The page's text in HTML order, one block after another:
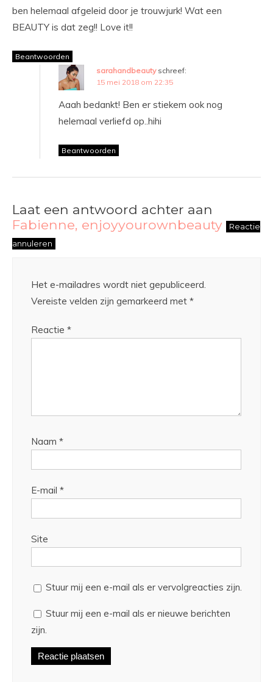
ben helemaal afgeleid door je trouwjurk! Wat een
BEAUTY is dat zeg!! Love it!!
Beantwoorden
sarahandbeauty schreef:
15 mei 2018 om 22:35
Aaah bedankt! Ben er stiekem ook nog
helemaal verliefd op..hihi
Beantwoorden
Laat een antwoord achter aan
Fabienne, enjoyyourownbeauty
Reactie
annuleren
Het e-mailadres wordt niet gepubliceerd.
Vereiste velden zijn gemarkeerd met *
Reactie *
Naam *
E-mail *
Site
Stuur mij een e-mail als er vervolgreacties zijn.
Stuur mij een e-mail als er nieuwe berichten
zijn.